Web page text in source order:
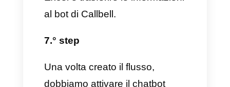
tua azienda.
1.° step